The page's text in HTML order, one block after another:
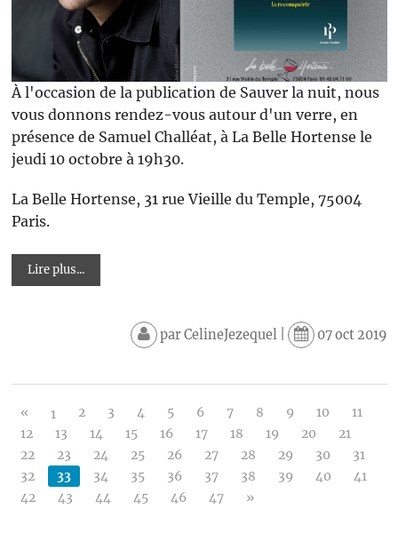
À l'occasion de la publication de Sauver la nuit, nous
vous donnons rendez-vous autour d'un verre, en
présence de Samuel Challéat, à La Belle Hortense le
jeudi 10 octobre à 19h30.
La Belle Hortense, 31 rue Vieille du Temple, 75004
Paris.
Lire plus...
parCelineJezequel 07 oct 2019
« 1 2 3 4 5 6 7 8 9 10
11
12
13 14 15 16 17 18 19 20
21
22
23 24 25 26 27 28 29 30
31
32
33 34 35 36 37 38 39 40
41
42
43 44 45 46 47 »